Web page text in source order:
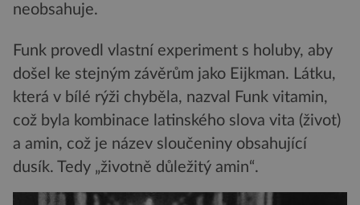
neobsahuje.
Funk provedl vlastní experiment s holuby, aby
došel ke stejným závěrům jako Eijkman. Látku,
která v bílé rýži chyběla, nazval Funk vitamin,
což byla kombinace latinského slova vita (život)
a amin, což je název sloučeniny obsahující
dusík. Tedy „životně důležitý amin“.